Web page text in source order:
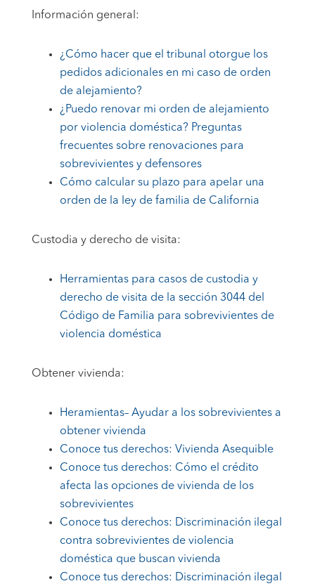
Información general:
¿Cómo hacer que el tribunal otorgue los
pedidos adicionales en mi caso de orden
de alejamiento?
¿Puedo renovar mi orden de alejamiento
por violencia doméstica? Preguntas
frecuentes sobre renovaciones para
sobrevivientes y defensores
Cómo calcular su plazo para apelar una
orden de la ley de familia de California
Custodia y derecho de visita:
Herramientas para casos de custodia y
derecho de visita de la sección 3044 del
Código de Familia para sobrevivientes de
violencia doméstica
Obtener vivienda:
Heramientas– Ayudar a los sobrevivientes a
obtener vivienda
Conoce tus derechos: Vivienda Asequible
Conoce tus derechos: Cómo el crédito
afecta las opciones de vivienda de los
sobrevivientes
Conoce tus derechos: Discriminación ilegal
contra sobrevivientes de violencia
doméstica que buscan vivienda
Conoce tus derechos: Discriminación ilegal